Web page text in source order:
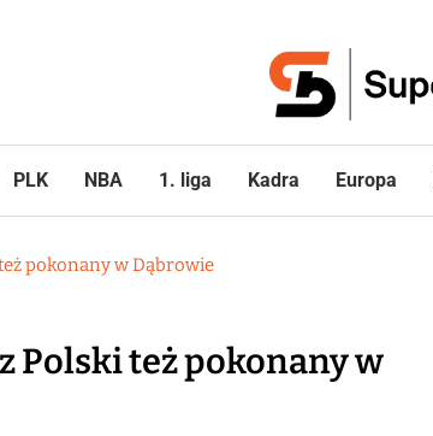
PLK NBA 1. liga Kadra Europa
pokonany w Dąbrowie
Polski też pokonany w